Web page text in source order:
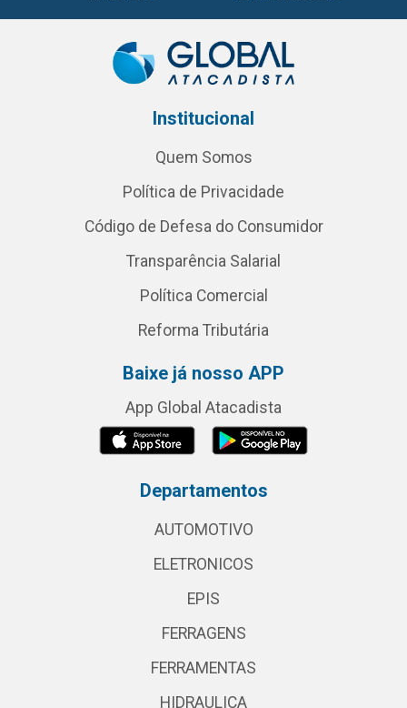
Institucional
Quem Somos
Política de Privacidade
Código de Defesa do Consumidor
Transparência Salarial
Política Comercial
Reforma Tributária
Baixe já nosso APP
App Global Atacadista
Departamentos
AUTOMOTIVO
ELETRONICOS
EPIS
FERRAGENS
FERRAMENTAS
HIDRAULICA